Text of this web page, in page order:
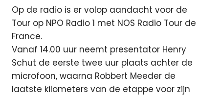
Op de radio is er volop aandacht voor de
Tour op NPO Radio 1 met NOS Radio Tour de
France.
Vanaf 14.00 uur neemt presentator Henry
Schut de eerste twee uur plaats achter de
microfoon, waarna Robbert Meeder de
laatste kilometers van de etappe voor zijn